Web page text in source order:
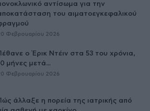
αντίσωμα για την
του αιματοεγκεφαλικού
Φεβρουαρίου 2026
ο Έρικ Ντέιν στα 53 του χρόνια,
μήνες μετά...
Φεβρουαρίου 2026
άλλαξε η πορεία της ιατρικής από